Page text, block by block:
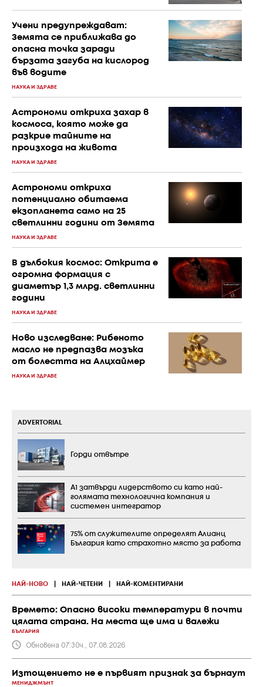
Учени предупреждават:
Земята се приближава до
опасна точка заради
бързата загуба на кислород
във водите
НАУКА И ЗДРАВЕ
Астрономи откриха захар в
космоса, която може да
разкрие тайните на
произхода на живота
НАУКА И ЗДРАВЕ
Астрономи откриха
потенциално обитаема
екзопланета само на 25
светлинни години от Земята
НАУКА И ЗДРАВЕ
В дълбокия космос: Открита е
огромна формация с
диаметър 1,3 млрд. светлинни
години
НАУКА И ЗДРАВЕ
Ново изследване: Рибеното
масло не предпазва мозъка
от болестта на Алцхаймер
НАУКА И ЗДРАВЕ
НАЙ-НОВО НАЙ-ЧЕТЕНИ НАЙ-КОМЕНТИРАНИ
Времето: Опасно високи температури в почти
цялата страна. На места ще има и валежи
БЪЛГАРИЯ
Обновена 07:30ч., 07.08.2026
Изтощението не е първият признак за бърнаут
МЕНИДЖМЪНТ
ADVERTORIAL
Горди отвътре
А1 затвърди лидерството си като най-
голямата технологична компания и
системен интегратор
75% от служителите определят Алианц
България като страхотно място за работа